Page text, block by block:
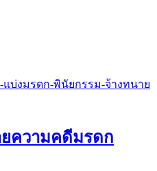
ความคดีมรดก